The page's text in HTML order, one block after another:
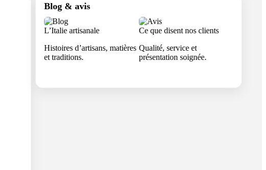
Blog & avis
L’Italie artisanale
Histoires d’artisans, matières
et traditions.
Ce que disent nos clients
Qualité, service et
présentation soignée.